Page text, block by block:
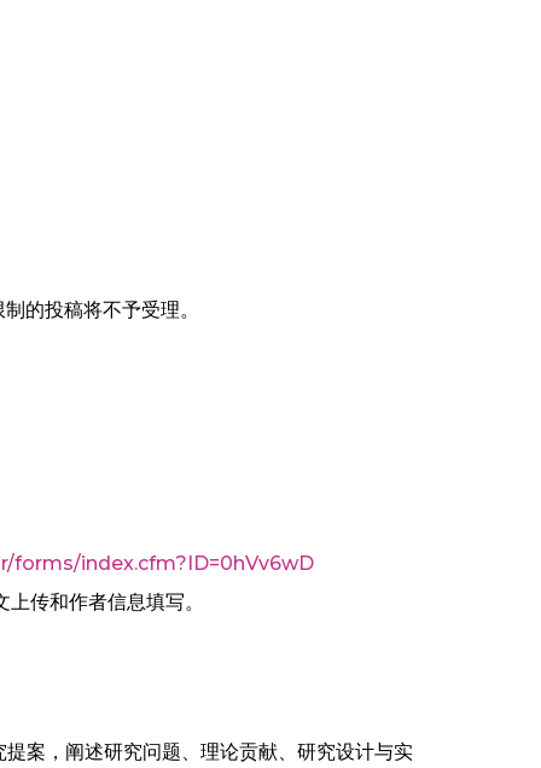
的投稿将不予受理。
index.cfm?ID=0hVv6wD
传和作者信息填写。
案，阐述研究问题、理论贡献、研究设计与实